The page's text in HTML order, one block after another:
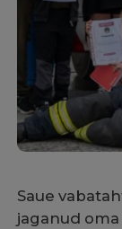
Saue
jaganud